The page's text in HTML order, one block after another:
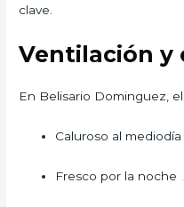
clave.
Ventilación y
En Belisario Dominguez,
Caluroso al mediodía
Fresco por la noche